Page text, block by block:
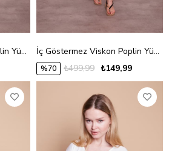
İç Göstermez Viskon Poplin Yüksek Bel Bol Paça Büzgülü Pantolon -Camel İç Göstermez Viskon Poplin Yüksek Bel Bol Paça Büzgülü Pantolon -Vişne
%70 ₺149,99
₺499,99